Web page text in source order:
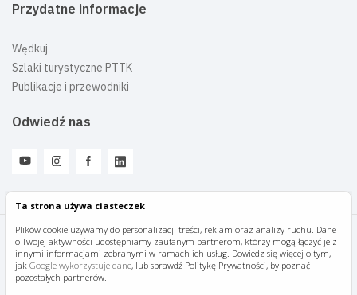
Ta strona używa ciasteczek
Plików cookie używamy do personalizacji treści, reklam oraz analizy ruchu. Dane
o Twojej aktywności udostępniamy zaufanym partnerom, którzy mogą łączyć je z
innymi informacjami zebranymi w ramach ich usług. Dowiedz się więcej o tym,
jak Google wykorzystuje dane, lub sprawdź Politykę Prywatności, by poznać
pozostałych partnerów.
Przydatne informacje
Wędkuj
Szlaki turystyczne PTTK
Publikacje i przewodniki
Odwiedź nas
Mazury Travel © 2026
Polityka prywatności